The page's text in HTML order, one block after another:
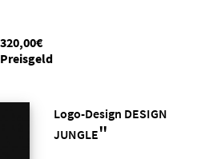
320,00€
Preisgeld
Logo-Design DESIGN
JUNGLE"